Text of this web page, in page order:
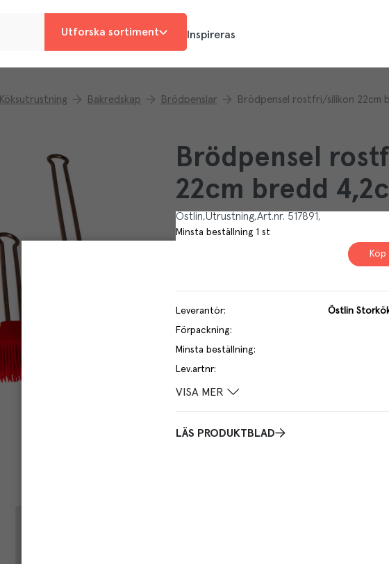
Utforska sortiment Inspireras
Köksutrustning Bakredskap Brödpenslar Brödpensel rostfri/silikon 22cm
Brödpensel
22cm bredd
Östlin Utrustning Art.nr. 517891
Minsta beställning 1 st
Köp
Leverantör:
Östlin
Förpackning:
Minsta beställning:
Lev.artnr:
VISA MER
LÄS PRODUKTBLAD